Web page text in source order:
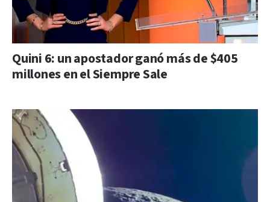
Quini 6: un apostador ganó más de $405
millones en el Siempre Sale